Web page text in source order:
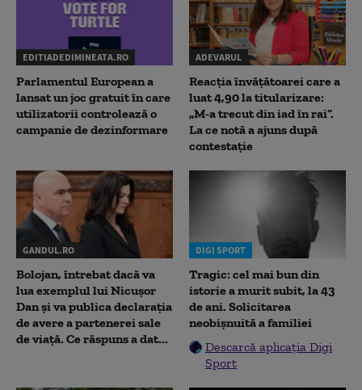
EDITIADEDIMINEATA.RO
Parlamentul European a
lansat un joc gratuit în care
utilizatorii controlează o
campanie de dezinformare
ADEVARUL
Reacția învățătoarei care a
luat 4,90 la titularizare:
„M-a trecut din iad în rai”.
La ce notă a ajuns după
contestație
GANDUL.RO
Bolojan, întrebat dacă va
lua exemplul lui Nicușor
Dan și va publica declarația
de avere a partenerei sale
de viață. Ce răspuns a dat...
DIGI SPORT
Tragic: cel mai bun din
istorie a murit subit, la 43
de ani. Solicitarea
neobișnuită a familiei
Descarcă aplicația Digi
Sport